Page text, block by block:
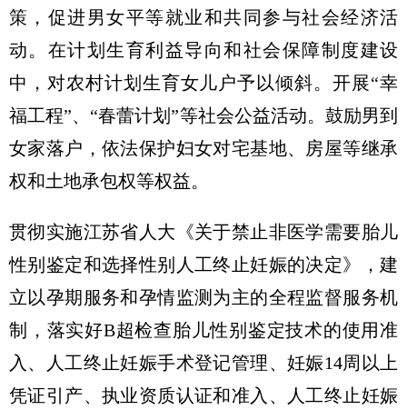
策，促进男女平等就业和共同参与社会经济活
动。在计划生育利益导向和社会保障制度建设
中，对农村计划生育女儿户予以倾斜。开展“幸
福工程”、“春蕾计划”等社会公益活动。鼓励男到
女家落户，依法保护妇女对宅基地、房屋等继承
权和土地承包权等权益。
贯彻实施江苏省人大《关于禁止非医学需要胎儿
性别鉴定和选择性别人工终止妊娠的决定》，建
立以孕期服务和孕情监测为主的全程监督服务机
制，落实好B超检查胎儿性别鉴定技术的使用准
入、人工终止妊娠手术登记管理、妊娠14周以上
凭证引产、执业资质认证和准入、人工终止妊娠